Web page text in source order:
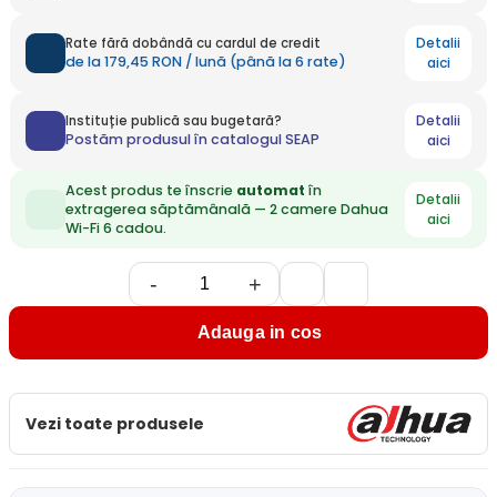
Rate fără dobândă cu cardul de credit
de la 179,45 RON / lună (până la 6 rate)
Detalii
aici
Instituție publică sau bugetară?
Postăm produsul în catalogul SEAP
Detalii
aici
Acest produs te înscrie automat în
extragerea săptămânală — 2 camere Dahua
Wi-Fi 6 cadou.
Detalii
aici
- +
Adauga in cos
Vezi toate produsele